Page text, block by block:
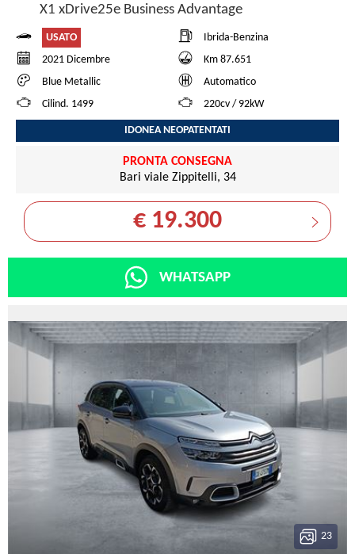
X1 xDrive25e Business Advantage
USATO
Ibrida-Benzina
2021 Dicembre
Km 87.651
Blue Metallic
Automatico
Cilind. 1499
220cv / 92kW
IDONEA NEOPATENTATI
PRONTA CONSEGNA
Bari viale Zippitelli, 34
€ 19.300
WHATSAPP
23